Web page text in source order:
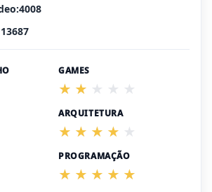
GAMES
ARQUITETURA
PROGRAMAÇÃO